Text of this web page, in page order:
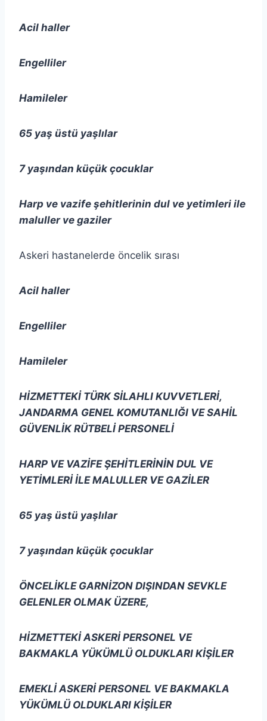
Acil haller
Engelliler
Hamileler
65 yaş üstü yaşlılar
7 yaşından küçük çocuklar
Harp ve vazife şehitlerinin dul ve yetimleri ile
maluller ve gaziler
Askeri hastanelerde öncelik sırası
Acil haller
Engelliler
Hamileler
HİZMETTEKİ TÜRK SİLAHLI KUVVETLERİ,
JANDARMA GENEL KOMUTANLIĞI VE SAHİL
GÜVENLİK RÜTBELİ PERSONELİ
HARP VE VAZİFE ŞEHİTLERİNİN DUL VE
YETİMLERİ İLE MALULLER VE GAZİLER
65 yaş üstü yaşlılar
7 yaşından küçük çocuklar
ÖNCELİKLE GARNİZON DIŞINDAN SEVKLE
GELENLER OLMAK ÜZERE,
HİZMETTEKİ ASKERİ PERSONEL VE
BAKMAKLA YÜKÜMLÜ OLDUKLARI KİŞİLER
EMEKLİ ASKERİ PERSONEL VE BAKMAKLA
YÜKÜMLÜ OLDUKLARI KİŞİLER